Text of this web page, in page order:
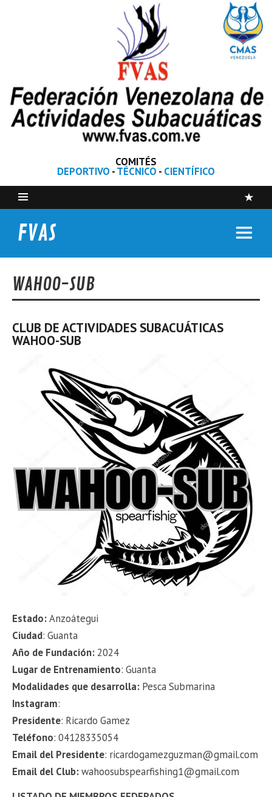
COMITÉS
DEPORTIVO -TÉCNICO - CIENTÍFICO
FVAS
WAHOO-SUB
CLUB DE ACTIVIDADES SUBACUÁTICAS
WAHOO-SUB
Estado:Anzoátegui
Ciudad: Guanta
Año de Fundación:2024
Lugar de Entrenamiento: Guanta
Modalidades que desarrolla: Pesca Submarina
Instagram:
Presidente: Ricardo Gamez
Teléfono: 04128335054
Email del Presidente: ricardogamezguzman@gmail.com
Email del Club:wahoosubspearfishing1@gmail.com